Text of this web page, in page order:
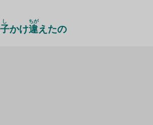
子
し
かけ違
ちが
えたの